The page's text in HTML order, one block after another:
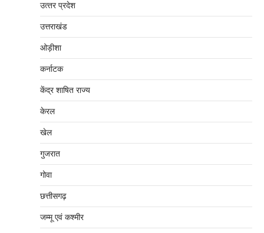
उत्‍तर प्रदेश
उत्तराखंड
ओड़ीशा
कर्नाटक
केंद्र शाषित राज्य
केरल
खेल
गुजरात
गोवा
छत्तीसगढ़
जम्‍मू एवं कश्‍मीर